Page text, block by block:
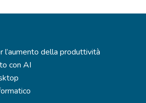
l’aumento della produttività
con AI